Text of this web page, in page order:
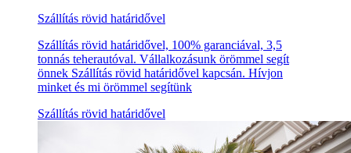
Szállítás rövid határidővel
Szállítás rövid határidővel, 100% garanciával, 3,5
tonnás teherautóval. Vállalkozásunk örömmel segít
önnek Szállítás rövid határidővel kapcsán. Hívjon
minket és mi örömmel segítünk
Szállítás rövid határidővel